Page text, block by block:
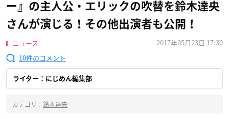
ー』の主人公・エリックの吹替を鈴木達央
さんが演じる！その他出演者も公開！
ニュース
2017年05月23日 17:30
10
ライター：にじめん編集部
カテゴリ : 鈴木達央